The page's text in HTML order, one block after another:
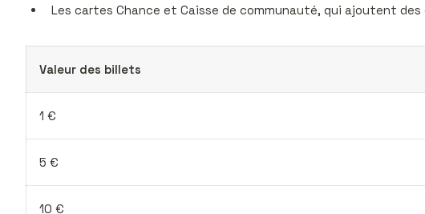
Les cartes Chance et Caisse de communauté, qui ajoutent
Valeur des billets
1 €
5 €
10 €